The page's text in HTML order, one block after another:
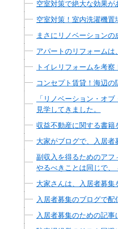
空室対策で絶大な効果
空室対策！室内洗濯機
まさにリノベーション
アパートのリフォーム
トイレリフォームを考察
コンセプト賃貸！海辺
「リノベーション・オ
見学してきました。
収益不動産に関する書籍
大家がブログで、入居
副収入を得るためのア
やるべきことは同じで
大家さんは、入居者募
入居者募集のブログで
入居者募集のための記